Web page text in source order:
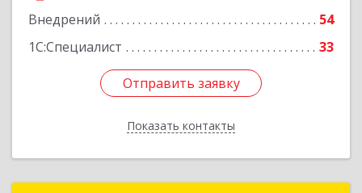
Внедрений
54
1С:Специалист
33
Отправить заявку
Показать контакты
Подробнее
Отправить заявку
Назад